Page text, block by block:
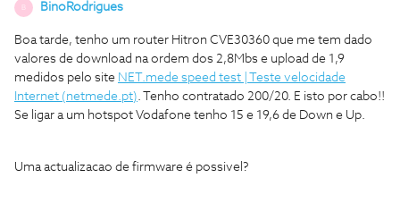
B BinoRodrigues
Boa tarde, tenho um router Hitron CVE30360 que me tem dado
valores de download na ordem dos 2,8Mbs e upload de 1,9
medidos pelo site NET.mede speed test | Teste velocidade
Internet (netmede.pt). Tenho contratado 200/20. E isto por cabo!!
Se ligar a um hotspot Vodafone tenho 15 e 19,6 de Down e Up.
Uma actualizacao de firmware é possivel?